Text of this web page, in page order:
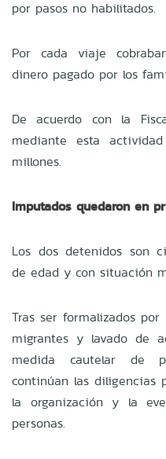
por pasos no habilitados.
Por cada viaje
dinero pagado por los
De acuerdo con la
mediante esta
millones.
Imputados quedaron en
Los dos detenidos son
de edad y con situación
Tras ser formalizados
migrantes y lavado de
medida cautelar de
continúan las diligencias
la organización y la
personas.